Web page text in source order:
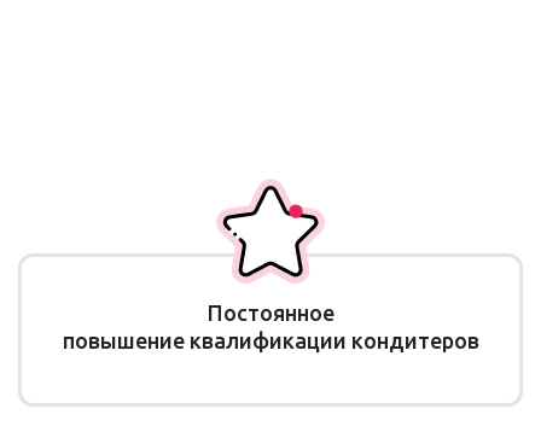
Постоянное
повышение квалификации кондитеров